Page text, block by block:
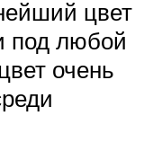
цвет
под любой
очень